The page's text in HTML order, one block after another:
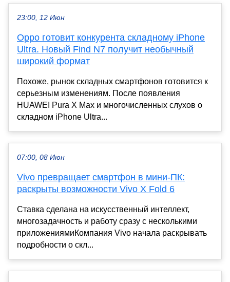
23:00, 12 Июн
Oppo готовит конкурента складному iPhone
Ultra. Новый Find N7 получит необычный
широкий формат
Похоже, рынок складных смартфонов готовится к
серьезным изменениям. После появления
HUAWEI Pura X Max и многочисленных слухов о
складном iPhone Ultra...
07:00, 08 Июн
Vivo превращает смартфон в мини-ПК:
раскрыты возможности Vivo X Fold 6
Ставка сделана на искусственный интеллект,
многозадачность и работу сразу с несколькими
приложениямиКомпания Vivo начала раскрывать
подробности о скл...